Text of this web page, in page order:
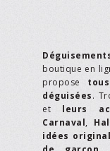
boutique en
propose
déguisées.
et leurs
Carnaval,
idées